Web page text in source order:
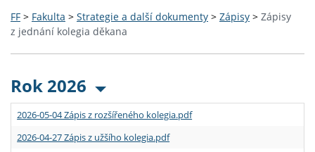
FF > Fakulta > Strategie a další dokumenty > Zápisy > Zápisy
z jednání kolegia děkana
Rok 2026
2026-05-04 Zápis z rozšířeného kolegia.pdf
2026-04-27 Zápis z užšího kolegia.pdf